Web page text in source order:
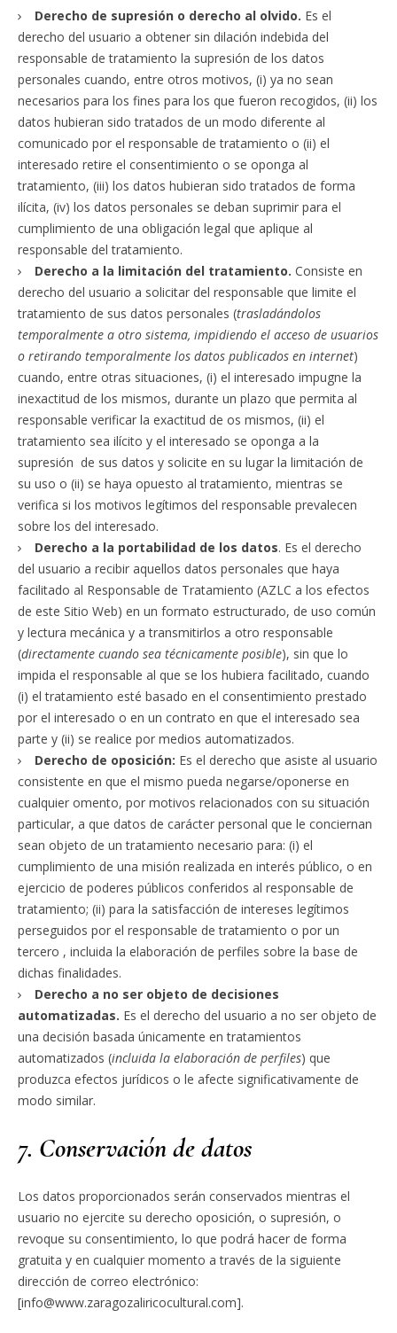
Derecho de supresión o derecho al olvido. Es el
derecho del usuario a obtener sin dilación indebida del
responsable de tratamiento la supresión de los datos
personales cuando, entre otros motivos, (i) ya no sean
necesarios para los fines para los que fueron recogidos, (ii) los
datos hubieran sido tratados de un modo diferente al
comunicado por el responsable de tratamiento o (ii) el
interesado retire el consentimiento o se oponga al
tratamiento, (iii) los datos hubieran sido tratados de forma
ilícita, (iv) los datos personales se deban suprimir para el
cumplimiento de una obligación legal que aplique al
responsable del tratamiento.
Derecho a la limitación del tratamiento. Consiste en
derecho del usuario a solicitar del responsable que limite el
tratamiento de sus datos personales (trasladándolos
temporalmente a otro sistema, impidiendo el acceso de usuarios
o retirando temporalmente los datos publicados en internet)
cuando, entre otras situaciones, (i) el interesado impugne la
inexactitud de los mismos, durante un plazo que permita al
responsable verificar la exactitud de os mismos, (ii) el
tratamiento sea ilícito y el interesado se oponga a la
supresión de sus datos y solicite en su lugar la limitación de
su uso o (ii) se haya opuesto al tratamiento, mientras se
verifica si los motivos legítimos del responsable prevalecen
sobre los del interesado.
Derecho a la portabilidad de los datos. Es el derecho
del usuario a recibir aquellos datos personales que haya
facilitado al Responsable de Tratamiento (AZLC a los efectos
de este Sitio Web) en un formato estructurado, de uso común
y lectura mecánica y a transmitirlos a otro responsable
(directamente cuando sea técnicamente posible), sin que lo
impida el responsable al que se los hubiera facilitado, cuando
(i) el tratamiento esté basado en el consentimiento prestado
por el interesado o en un contrato en que el interesado sea
parte y (ii) se realice por medios automatizados.
Derecho de oposición: Es el derecho que asiste al usuario
consistente en que el mismo pueda negarse/oponerse en
cualquier omento, por motivos relacionados con su situación
particular, a que datos de carácter personal que le conciernan
sean objeto de un tratamiento necesario para: (i) el
cumplimiento de una misión realizada en interés público, o en
ejercicio de poderes públicos conferidos al responsable de
tratamiento; (ii) para la satisfacción de intereses legítimos
perseguidos por el responsable de tratamiento o por un
tercero , incluida la elaboración de perfiles sobre la base de
dichas finalidades.
Derecho a no ser objeto de decisiones
automatizadas. Es el derecho del usuario a no ser objeto de
una decisión basada únicamente en tratamientos
automatizados (incluida la elaboración de perfiles) que
produzca efectos jurídicos o le afecte significativamente de
modo similar.
7. Conservación de datos
Los datos proporcionados serán conservados mientras el
usuario no ejercite su derecho oposición, o supresión, o
revoque su consentimiento, lo que podrá hacer de forma
gratuita y en cualquier momento a través de la siguiente
dirección de correo electrónico:
[info@www.zaragozaliricocultural.com].